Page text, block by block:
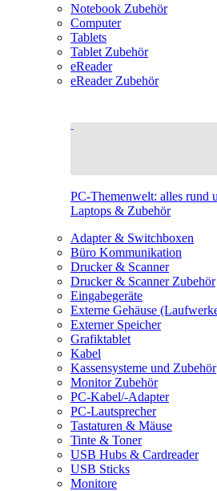
Notebook Zubehör
Computer
Tablets
Tablet Zubehör
eReader
eReader Zubehör
PC-Themenwelt: alles rund
Laptops & Zubehör
Adapter & Switchboxen
Büro Kommunikation
Drucker & Scanner
Drucker & Scanner Zubehör
Eingabegeräte
Externe Gehäuse
Externer Speicher
Grafiktablet
Kabel
Kassensysteme und Zubehör
Monitor Zubehör
PC-Kabel/-Adapter
PC-Lautsprecher
Tastaturen & Mäuse
Tinte & Toner
USB Hubs & Cardreader
USB Sticks
Monitore